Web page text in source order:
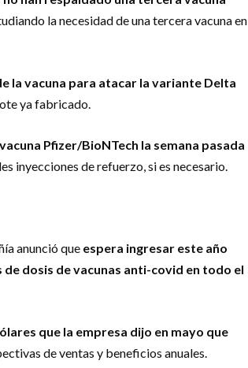
la necesidad de una tercera vacuna en
la vacuna para atacar la variante Delta
ya fabricado.
Pfizer/BioNTech la semana pasada
inyecciones de refuerzo, si es necesario.
anunció que espera ingresar este año
dosis de vacunas anti-covid en todo el
que la empresa dijo en mayo que
de ventas y beneficios anuales.